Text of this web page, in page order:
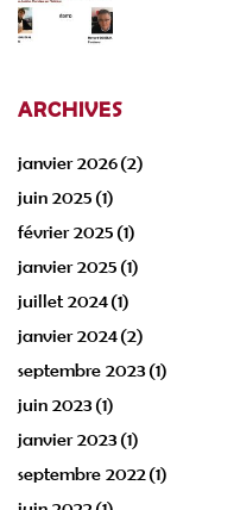
ARCHIVES
janvier 2026(2)
juin 2025 (1)
février 2025 (1)
janvier 2025 (1)
juillet 2024(1)
janvier 2024(2)
septembre 2023(1)
juin 2023(1)
janvier 2023(1)
septembre 2022 (1)